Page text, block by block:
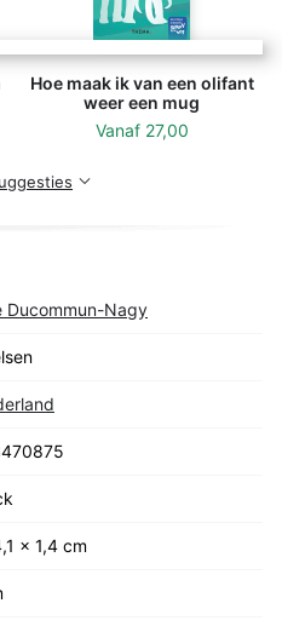
is psychiater en
faam. Zij is
therapie, leidt een
en doceert deze
kader. Zij heeft
Staten geleefd met
bij Leren over Leven
hulpverlening.
Hoe maak ik van een olifant
weer een mug
Vanaf 27,00
Ducommun-Nagy
x 1,4 cm